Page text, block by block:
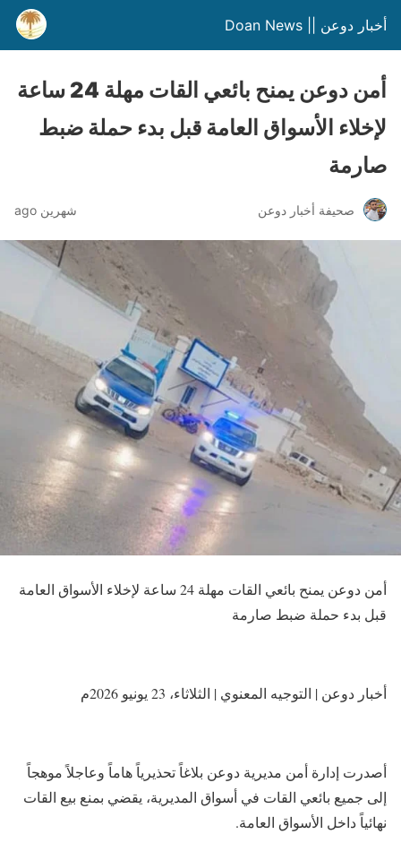
أخبار دوعن || Doan News
أمن دوعن يمنح بائعي القات مهلة 24 ساعة
لإخلاء الأسواق العامة قبل بدء حملة ضبط
صارمة
صحيفة أخبار دوعن شهرين ago
أمن دوعن يمنح بائعي القات مهلة 24 ساعة لإخلاء الأسواق العامة
قبل بدء حملة ضبط صارمة
​أخبار دوعن | التوجيه المعنوي | الثلاثاء، 23 يونيو 2026م
​أصدرت إدارة أمن مديرية دوعن بلاغاً تحذيرياً هاماً وعاجلاً موهجاً
إلى جميع بائعي القات في أسواق المديرية، يقضي بمنع بيع القات
نهائياً داخل الأسواق العامة.